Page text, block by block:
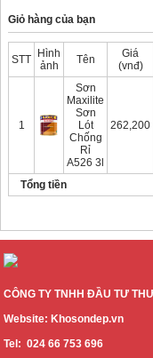
Giỏ hàng của bạn
STT
Hình
ảnh
Tên
Giá
(vnđ)
1
Sơn
Maxilite
Sơn
Lót
Chống
Rỉ
A526 3l
262,200
Tổng tiền
CÔNG TY TNHH ĐẦU TƯ
Website: Khosondep.vn
Tel: 024 66 753 696